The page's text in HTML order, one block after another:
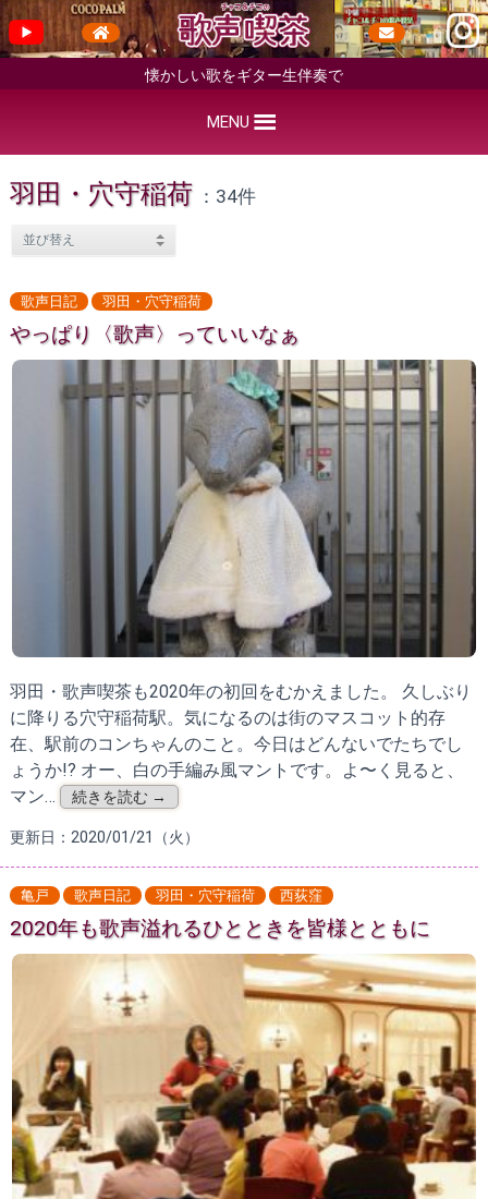
懐かしい歌をギター生伴奏で
MENU
羽田・穴守稲荷：34件
歌声日記 羽田・穴守稲荷
やっぱり〈歌声〉っていいなぁ
羽田・歌声喫茶も2020年の初回をむかえました。 久しぶり
に降りる穴守稲荷駅。気になるのは街のマスコット的存
在、駅前のコンちゃんのこと。今日はどんないでたちでし
ょうか!? オー、白の手編み風マントです。よ〜く見ると、
マン…
続きを読む →
更新日：2020/01/21（火）
亀戸 歌声日記 羽田・穴守稲荷 西荻窪
2020年も歌声溢れるひとときを皆様とともに